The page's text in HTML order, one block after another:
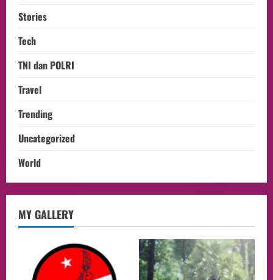
Stories
Tech
TNI dan POLRI
Travel
Trending
Uncategorized
World
MY GALLERY